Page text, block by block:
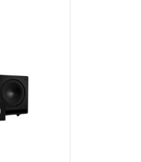
De
olika
alternativen
kan